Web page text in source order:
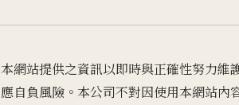
本網站提供之資訊以即時與正確性努力維
應自負風險。本公司不對因使用本網站內